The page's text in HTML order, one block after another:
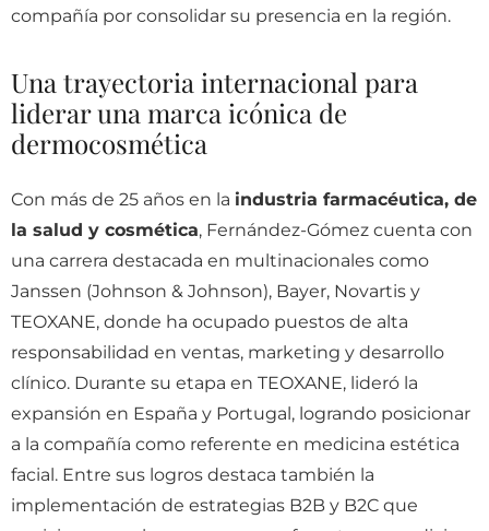
compañía por consolidar su presencia en la región.
Una trayectoria internacional para
liderar una marca icónica de
dermocosmética
Con más de 25 años en la industria farmacéutica, de
la salud y cosmética, Fernández-Gómez cuenta con
una carrera destacada en multinacionales como
Janssen (Johnson & Johnson), Bayer, Novartis y
TEOXANE, donde ha ocupado puestos de alta
responsabilidad en ventas, marketing y desarrollo
clínico. Durante su etapa en TEOXANE, lideró la
expansión en España y Portugal, logrando posicionar
a la compañía como referente en medicina estética
facial. Entre sus logros destaca también la
implementación de estrategias B2B y B2C que